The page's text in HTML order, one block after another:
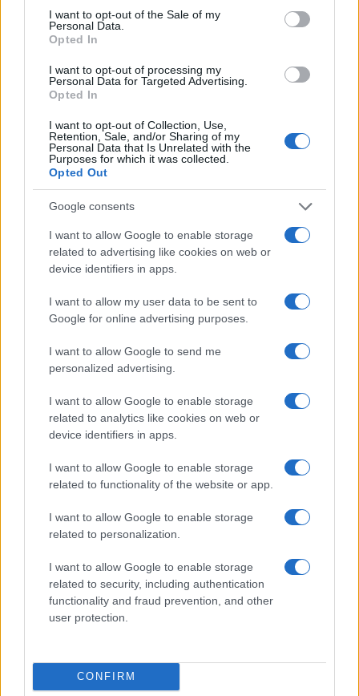
consent section.
I want to opt-out of the Sale of my
Personal Data.
Opted In
I want to opt-out of processing my
Personal Data for Targeted Advertising.
Opted In
I want to opt-out of Collection, Use,
Retention, Sale, and/or Sharing of my
Personal Data that Is Unrelated with the
Purposes for which it was collected.
Opted Out
Google consents
I want to allow Google to enable storage
related to advertising like cookies on web or
device identifiers in apps.
I want to allow my user data to be sent to
Google for online advertising purposes.
I want to allow Google to send me
personalized advertising.
I want to allow Google to enable storage
related to analytics like cookies on web or
device identifiers in apps.
I want to allow Google to enable storage
related to functionality of the website or app.
I want to allow Google to enable storage
related to personalization.
I want to allow Google to enable storage
related to security, including authentication
functionality and fraud prevention, and other
user protection.
CONFIRM
El Ibex 35 alcanza máximos históricos: ¿Qué está impulsando
esta subida?
Lucía Herrera · 10 Ago 2026
FINANZAS
Identifica y elimina suscripciones, fees y compras impulsivas
Marta Ruiz · 8 Ago 2026
FINANZAS
Cómo la crisis de refino está afectando los precios de la